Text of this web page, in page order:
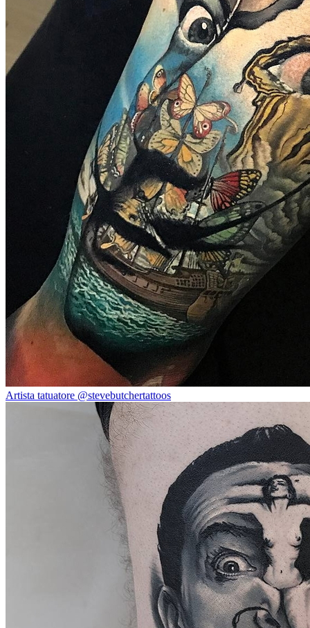
Artista tatuatore @stevebutchertattoos